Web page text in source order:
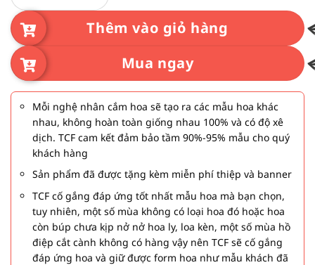
Thêm vào giỏ hàng
Mua ngay
Mỗi nghệ nhân cắm hoa sẽ tạo ra các mẫu hoa khác
nhau, không hoàn toàn giống nhau 100% và có độ xê
dịch. TCF cam kết đảm bảo tầm 90%-95% mẫu cho quý
khách hàng
Sản phẩm đã được tặng kèm miễn phí thiệp và banner
TCF cố gắng đáp ứng tốt nhất mẫu hoa mà bạn chọn,
tuy nhiên, một số mùa không có loại hoa đó hoặc hoa
còn búp chưa kịp nở nở hoa ly, loa kèn, một số mùa hồ
điệp cắt cành không có hàng vậy nên TCF sẽ cố gắng
đáp ứng hoa và giữ được form hoa như mẫu khách đã